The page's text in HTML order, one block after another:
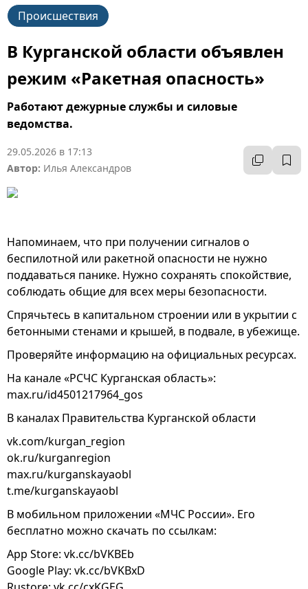
Происшествия
В Курганской области объявлен
режим «Ракетная опасность»
Работают дежурные службы и силовые
ведомства.
29.05.2026 в 17:13
Автор: Илья Александров
Напоминаем, что при получении сигналов о
беспилотной или ракетной опасности не нужно
поддаваться панике. Нужно сохранять спокойствие,
соблюдать общие для всех меры безопасности.
Спрячьтесь в капитальном строении или в укрытии с
бетонными стенами и крышей, в подвале, в убежище.
Проверяйте информацию на официальных ресурсах.
На канале «РСЧС Курганская область»:
max.ru/id4501217964_gos
В каналах Правительства Курганской области
vk.com/kurgan_region
ok.ru/kurganregion
max.ru/kurganskayaobl
t.me/kurganskayaobl
В мобильном приложении «МЧС России». Его
бесплатно можно скачать по ссылкам:
App Store: vk.cc/bVKBEb
Google Play: vk.cc/bVKBxD